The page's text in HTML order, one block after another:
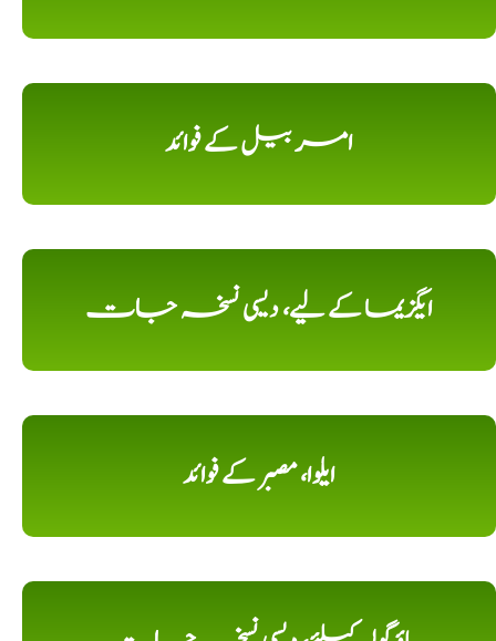
امر بیل کے فوائد
ایگزیما کے لیے، دیسی نسخہ جات
ایلوا، مصبر کے فوائد